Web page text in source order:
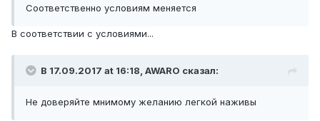
Соответственно условиям меняется
В соответствии с условиями...
В 17.09.2017 at 16:18, AWARO сказал:
Не доверяйте мнимому желанию легкой наживы